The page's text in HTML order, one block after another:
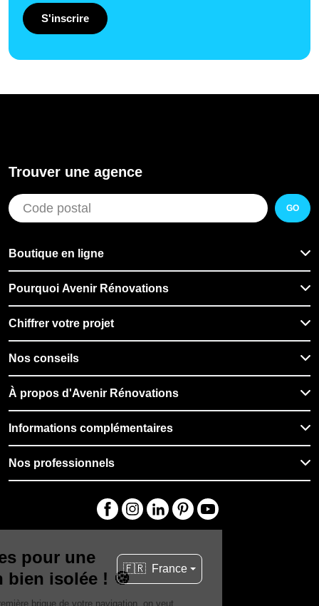
S'inscrire
Trouver une agence
GO
Boutique en ligne
Pourquoi Avenir Rénovations
Chiffrer votre projet
Nos conseils
À propos d'Avenir Rénovations
Informations complémentaires
Nos professionnels
🇫🇷 France